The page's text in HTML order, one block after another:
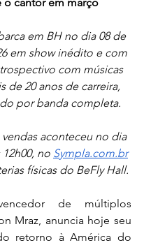
em BH no dia 08 de
em show inédito e com
com músicas
de 20 anos de carreira,
por banda completa.
aconteceu no dia
12h00, no Sympla.com.br
físicas do BeFly Hall.
de múltiplos
Mraz, anuncia hoje seu
retorno à América do